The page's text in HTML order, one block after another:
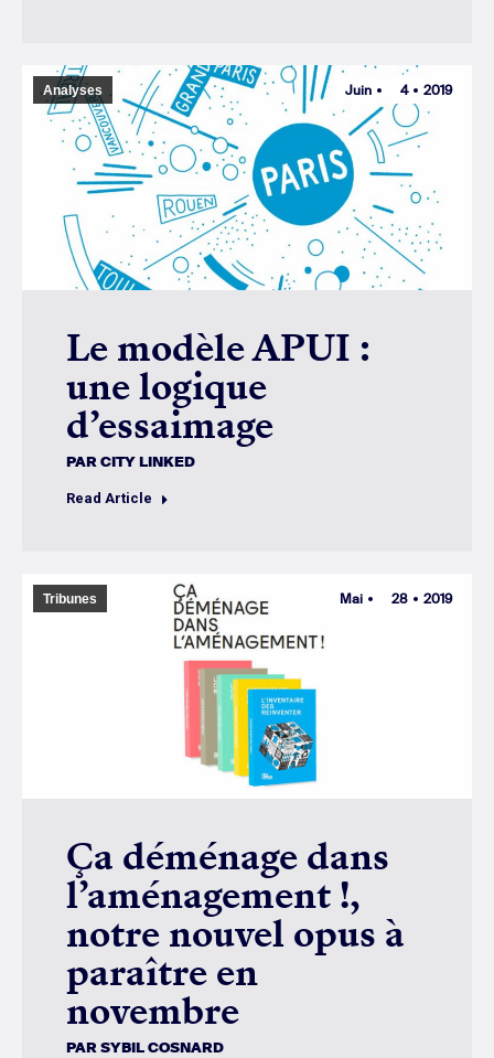
Juin 4 2019
Analyses
Le modèle APUI :
une logique
d’essaimage
PARCITY LINKED
Read Article
Mai 28 2019
Tribunes
Ça déménage dans
l’aménagement !,
notre nouvel opus à
paraître en
novembre
PARSYBIL COSNARD